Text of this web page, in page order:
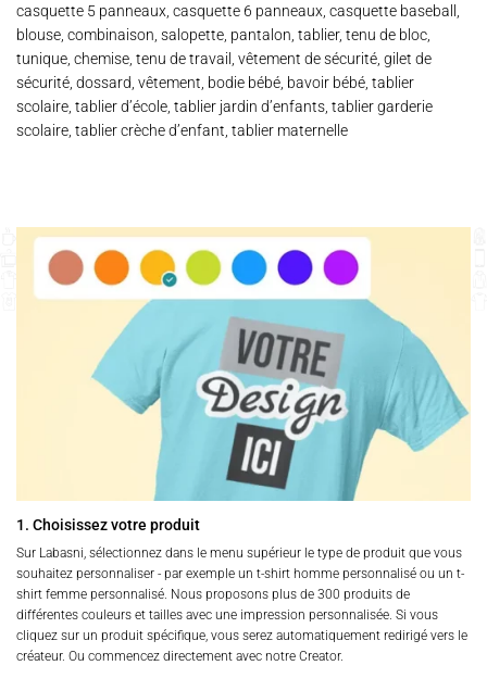
casquette 5 panneaux, casquette 6 panneaux, casquette baseball,
blouse, combinaison, salopette, pantalon, tablier, tenu de bloc,
tunique, chemise, tenu de travail, vêtement de sécurité, gilet de
sécurité, dossard, vêtement, bodie bébé, bavoir bébé, tablier
scolaire, tablier d’école, tablier jardin d’enfants, tablier garderie
scolaire, tablier crèche d’enfant, tablier maternelle
1. Choisissez votre produit
Sur Labasni, sélectionnez dans le menu supérieur le type de produit que vous
souhaitez personnaliser - par exemple un t-shirt homme personnalisé ou un t-
shirt femme personnalisé. Nous proposons plus de 300 produits de
différentes couleurs et tailles avec une impression personnalisée. Si vous
cliquez sur un produit spécifique, vous serez automatiquement redirigé vers le
créateur. Ou commencez directement avec notre Creator.